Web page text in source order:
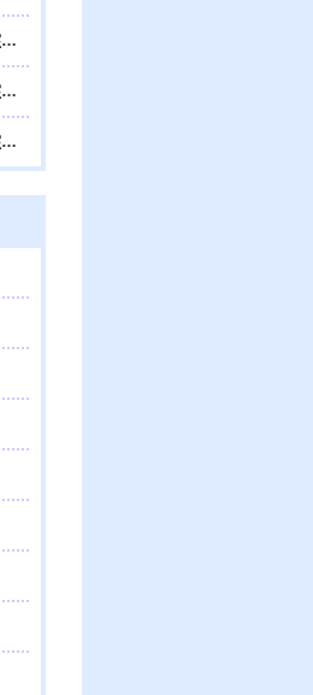
新城市、豊橋市、田原市、霊視鑑定 天龍・占いの館 Dahlia、対面・電話・オンライン鑑定、除霊、霊視鑑定、遠隔 除霊 口コミ、浄霊、交霊、祈祷、御祓い、四柱推命、姓名判断・九星気学・易・タロット・手相・数秘術・動物占い・姓名学・命運鑑定、開運、不安・苦痛・恐怖、悩み相談、スピリチュアルカウンセラー、ヒーリング、霊能力者、霊媒師、天龍知裕著、幸せを求めて、天の神様 VS 地獄の神様、宇宙の真理で未来は希望の光、この世で天国 あの世で天国、天龍知裕ブログ。
愛西市、海津市、大垣市、霊視鑑定 天龍・占いの館 Dahlia、対面・電話・オンライン鑑定、遠隔 除霊 口コミ、浄霊、交霊、祈祷、御祓い、四柱推命、姓名判断・九星気学・易・タロット・手相・数秘術・動物占い・姓名学・命運鑑定、開運、不安・苦痛・恐怖、悩み相談、スピリチュアルカウンセラー、ヒーリング、霊能力者、霊媒師、天龍知裕著、幸せを求めて、天の神様 VS 地獄の神様、宇宙の真理で未来は希望の光、この世で天国 あの世で天国、天龍知裕ブログ。
静岡県、静岡市、湖西市、霊視鑑定 天龍・占いの館 Dahlia、対面・電話・オンライン鑑定、除霊、霊視鑑定、遠隔 除霊 口コミ、浄霊、交霊、祈祷、御祓い、四柱推命、姓名判断・九星気学・易・タロット・手相・数秘術・動物占い・姓名学・命運鑑定、開運、不安・苦痛・恐怖、悩み相談、スピリチュアルカウンセラー、ヒーリング、霊気治療、霊能力者、霊媒師、天龍知裕著、幸せを求めて、天の神様 VS 地獄の神様、宇宙の真理で未来は希望の光、この世で天国 あの世で天国、天龍知裕ブログ。